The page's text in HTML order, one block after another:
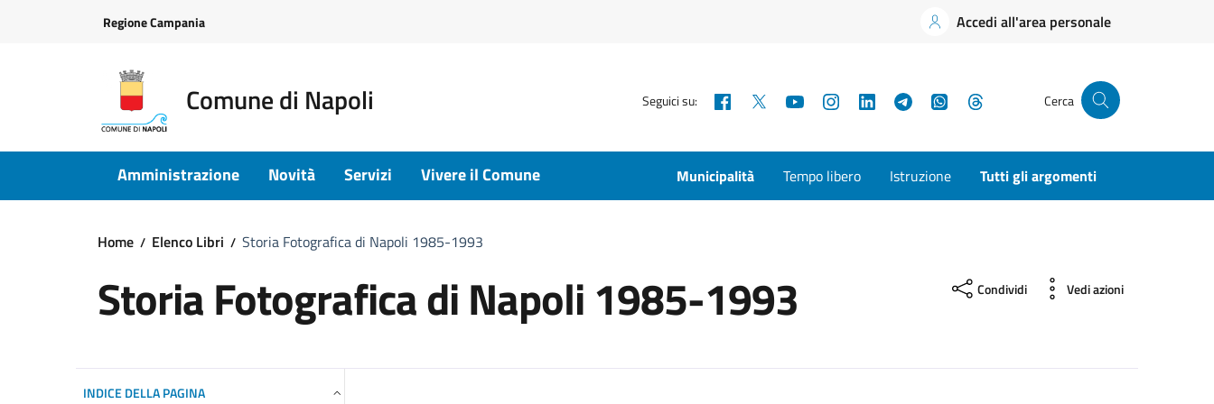
Regione Campania Accedi all'area personale
Comune di Napoli Seguici su: Facebook YouTubeInstagramLinkedInTelegramWhatsApp Cerca
Amministrazione Novità Servizi Vivere il Comune Municipalità Tempo libero Istruzione Tutti gli argomenti
Home Elenco Libri Storia Fotografica di Napoli 1985-1993
Storia Fotografica di Napoli 1985-1993 Condividi Vedi azioni
INDICE DELLA PAGINA